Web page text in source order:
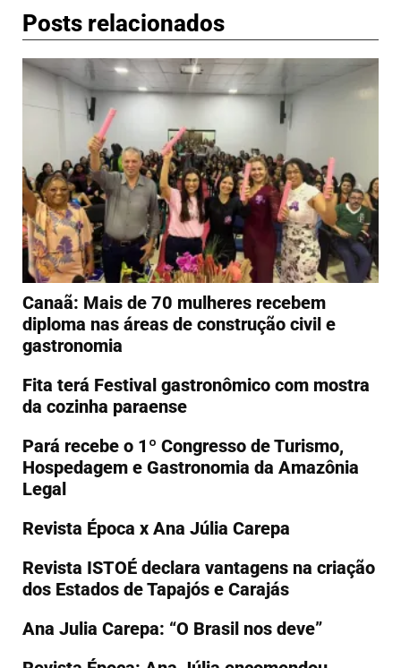
Posts relacionados
Canaã: Mais de 70 mulheres recebem
diploma nas áreas de construção civil e
gastronomia
Fita terá Festival gastronômico com mostra
da cozinha paraense
Pará recebe o 1º Congresso de Turismo,
Hospedagem e Gastronomia da Amazônia
Legal
Revista Época x Ana Júlia Carepa
Revista ISTOÉ declara vantagens na criação
dos Estados de Tapajós e Carajás
Ana Julia Carepa: “O Brasil nos deve”